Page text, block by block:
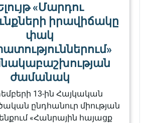
«Մարդու
իրավիճակը
փակ
ժամանակ
13-ին Հայկական
ընդհանուր միության
«Հանրային հայացք